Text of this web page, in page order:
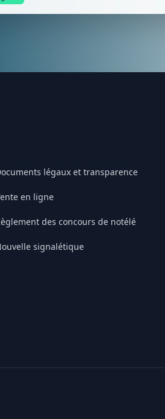
légaux et transparence
en ligne
des concours de notélé
signalétique